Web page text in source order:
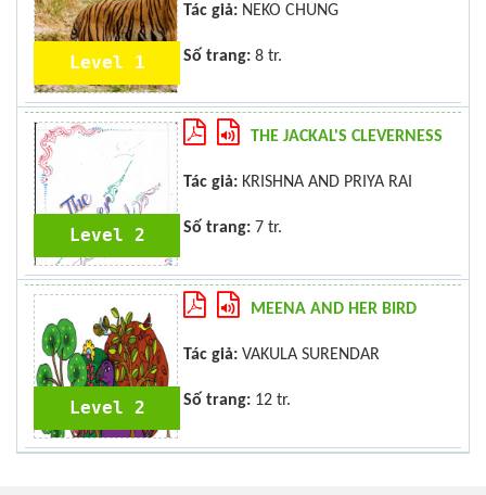
Level 1
Tác giả: NEKO CHUNG
Số trang: 8 tr.
Level 2
THE JACKAL'S CLEVERNESS
Tác giả: KRISHNA AND PRIYA RAI
Số trang: 7 tr.
Level 2
MEENA AND HER BIRD
Tác giả: VAKULA SURENDAR
Số trang: 12 tr.